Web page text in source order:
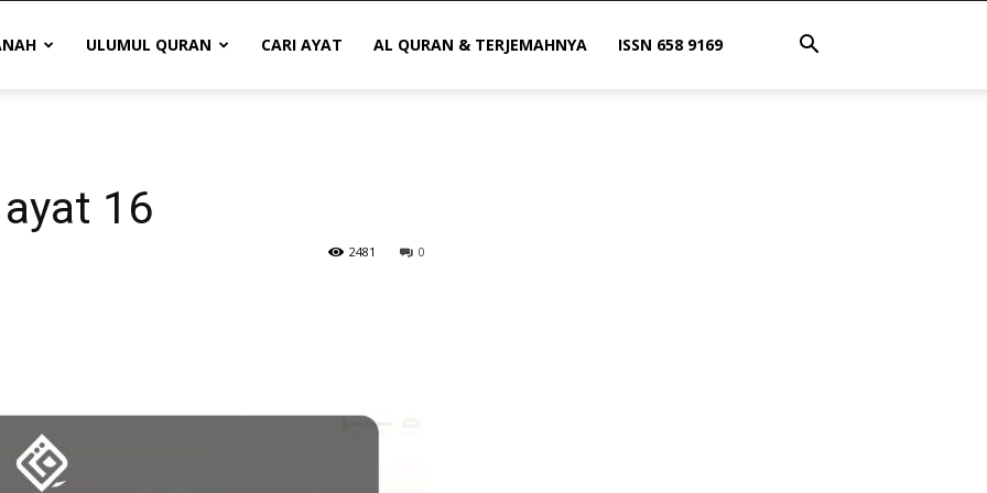
ULUMUL QURAN CARI AYAT AL QURAN & TERJEMAHNYA ISSN 658 9169
16
0
2481